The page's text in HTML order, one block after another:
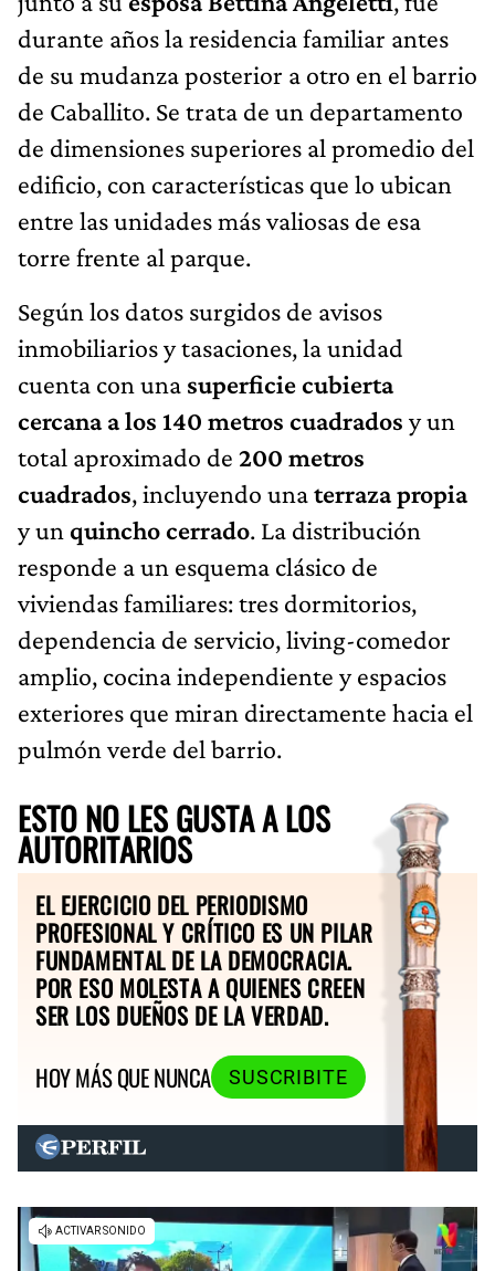
durante años la residencia familiar antes
de su mudanza posterior a otro en el barrio
de Caballito. Se trata de un departamento
de dimensiones superiores al promedio del
edificio, con características que lo ubican
entre las unidades más valiosas de esa
torre frente al parque.
Según los datos surgidos de avisos
inmobiliarios y tasaciones, la unidad
cuenta con una superficie cubierta
cercana a los 140 metros cuadrados y un
total aproximado de 200 metros
cuadrados, incluyendo unaterraza propia
y un quincho cerrado. La distribución
responde a un esquema clásico de
viviendas familiares: tres dormitorios,
dependencia de servicio, living-comedor
amplio, cocina independiente y espacios
exteriores que miran directamente hacia el
pulmón verde del barrio.
ESTO NO LES GUSTA A LOS
AUTORITARIOS
EL EJERCICIO DEL PERIODISMO
PROFESIONAL Y CRÍTICO ES UN PILAR
FUNDAMENTAL DE LA DEMOCRACIA.
POR ESO MOLESTA A QUIENES CREEN
SER LOS DUEÑOS DE LA VERDAD.
HOY MÁS QUE NUNCA
SUSCRIBITE